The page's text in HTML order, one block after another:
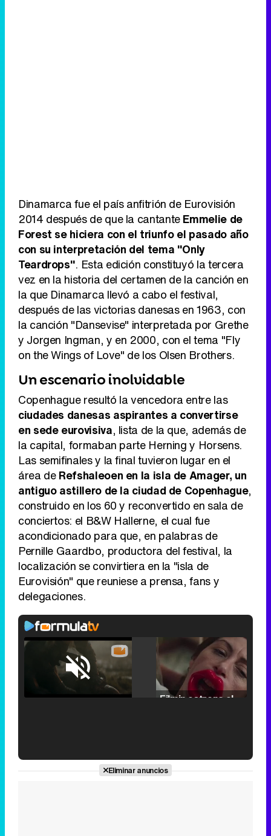
Dinamarca fue el país anfitrión de Eurovisión
2014 después de que la cantanteEmmelie de
Forest se hiciera con el triunfo el pasado año
con su interpretación del tema "Only
Teardrops". Esta edición constituyó la tercera
vez en la historia del certamen de la canción en
la que Dinamarca llevó a cabo el festival,
después de las victorias danesas en 1963, con
la canción "Dansevise" interpretada por Grethe
y Jorgen Ingman, y en 2000, con el tema "Fly
on the Wings of Love" de los Olsen Brothers.
Un escenario inolvidable
Copenhague resultó la vencedora entre las
ciudades danesas aspirantes a convertirse
en sede eurovisiva, lista de la que, además de
la capital, formaban parte Herning y Horsens.
Las semifinales y la final tuvieron lugar en el
área deRefshaleoen en la isla de Amager, un
antiguo astillero de la ciudad de Copenhague,
construido en los 60 y reconvertido en sala de
conciertos: el B&W Hallerne, el cual fue
acondicionado para que, en palabras de
Pernille Gaardbo, productora del festival, la
localización se convirtiera en la "isla de
Eurovisión" que reuniese a prensa, fans y
delegaciones.
Unmute /
Loaded :
25.30%
'120 Minutos' celebra sus 2.000 programas en Telemadrid con un vídeo del día a día en la redacción
Eliminar anuncios